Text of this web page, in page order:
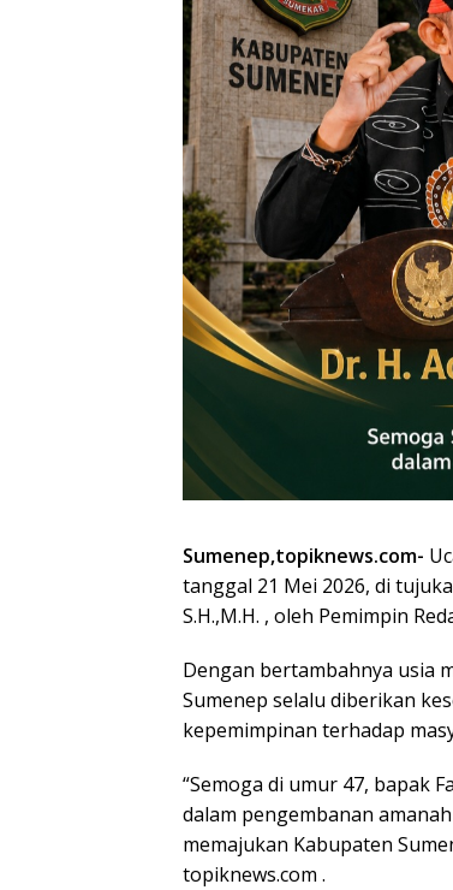
Sumenep,topiknews.com-
tanggal 21 Mei 2026, di
S.H.,M.H. , oleh Pemimpin
Dengan bertambahnya usia
Sumenep selalu diberikan
kepemimpinan terhadap
“Semoga di umur 47, bapak
dalam pengembanan
memajukan Kabupaten
topiknews.com .